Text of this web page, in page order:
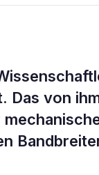
Das von